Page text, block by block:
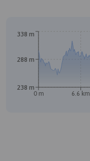
0 m 6.6 km
238 m
288 m
338 m